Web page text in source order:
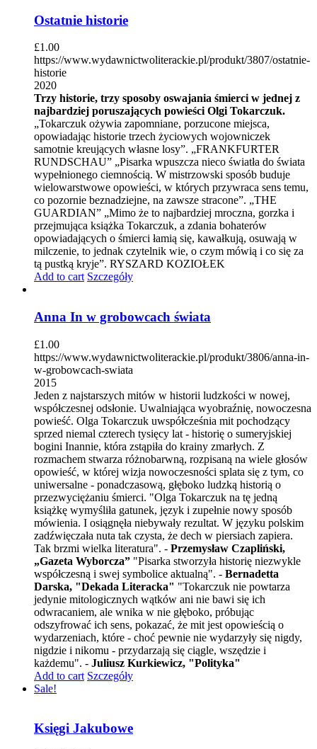
Ostatnie historie
£1.00
https://www.wydawnictwoliterackie.pl/produkt/3807/ostatnie-
historie
2020
Trzy historie, trzy sposoby oswajania śmierci w jednej z
najbardziej poruszających powieści Olgi Tokarczuk.
„Tokarczuk ożywia zapomniane, porzucone miejsca,
opowiadając historie trzech życiowych wojowniczek
samotnie kreujących własne losy”. „FRANKFURTER
RUNDSCHAU” „Pisarka wpuszcza nieco światła do świata
wypełnionego ciemnością. W mistrzowski sposób buduje
wielowarstwowe opowieści, w których przywraca sens temu,
co pozornie beznadziejne, na zawsze stracone”. „THE
GUARDIAN” „Mimo że to najbardziej mroczna, gorzka i
przejmująca książka Tokarczuk, a zdania bohaterów
opowiadających o śmierci łamią się, kawałkują, osuwają w
milczenie, to jednak czytelnik wie, o czym mówią i co się za
tą pustką kryje”. RYSZARD KOZIOŁEK
Add to cart Szczegóły
Anna In w grobowcach świata
£1.00
https://www.wydawnictwoliterackie.pl/produkt/3806/anna-in-
w-grobowcach-swiata
2015
Jeden z najstarszych mitów w historii ludzkości w nowej,
współczesnej odsłonie. Uwalniająca wyobraźnię, nowoczesna
powieść. Olga Tokarczuk uwspółcześnia mit pochodzący
sprzed niemal czterech tysięcy lat - historię o sumeryjskiej
bogini Inannie, która zstąpiła do krainy zmarłych. Z
rozmachem stwarza różnobarwną, rozpisaną na wiele głosów
opowieść, w której wizja nowoczesności splata się z tym, co
uniwersalne - ponadczasową, głęboko ludzką historią o
przezwyciężaniu śmierci. "Olga Tokarczuk na tę jedną
książkę wymyśliła gatunek, język i zupełnie nowy sposób
mówienia. I osiągnęła niebywały rezultat. W języku polskim
zadźwięczała nuta tak czysta, że dech w piersiach zapiera.
Tak brzmi wielka literatura". - Przemysław Czapliński,
„Gazeta Wyborcza” "Pisarka stworzyła historię niezwykle
współczesną i swej symbolice aktualną". - Bernadetta
Darska, "Dekada Literacka" "Tokarczuk nie powtarza
jedynie mitologicznych wątków ani nie bawi się ich
odwracaniem, ale wnika w nie głęboko, próbując
odszyfrować ich sens, pokazać, że mit jest opowieścią o
wydarzeniach, które - choć pewnie nie wydarzyły się nigdy,
nigdzie i nikomu - przydarzają się ciągle, wszędzie i
każdemu". - Juliusz Kurkiewicz, "Polityka"
Add to cart Szczegóły
Sale!
Księgi Jakubowe